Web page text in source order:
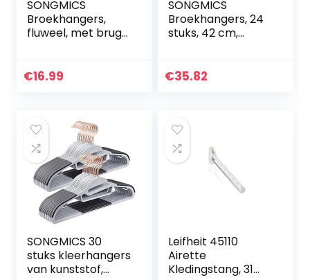
SONGMICS
Broekhangers,
fluweel, met brug
antislip,
€16.99
SONGMICS
Broekhangers, 24
stuks, 42 cm,
tangen en
€35.82
SONGMICS 30
stuks kleerhangers
van kunststof,
Leifheit 45110
Airette
Kledingstang, 31